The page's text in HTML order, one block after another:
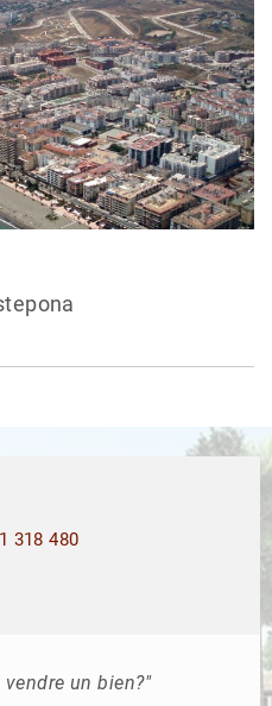
318 480
un bien?"